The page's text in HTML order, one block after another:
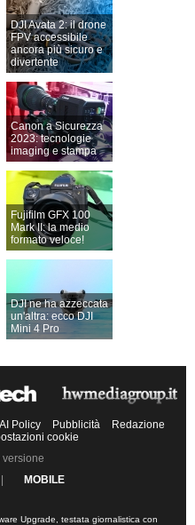
DJI Avata 2: il drone
FPV accessibile
ancora più sicuro e
divertente
Canon a Sicurezza
2023: tecnologie
imaging e stampa
Fujifilm GFX 100
Mark II: la medio
formato veloce!
DJI ne ha azzeccata
un'altra: ecco DJI
Mini 4 Pro
AI Policy Pubblicità
Redazione
cookie
versione
| MOBILE
Upgrade, testata giornalistica con